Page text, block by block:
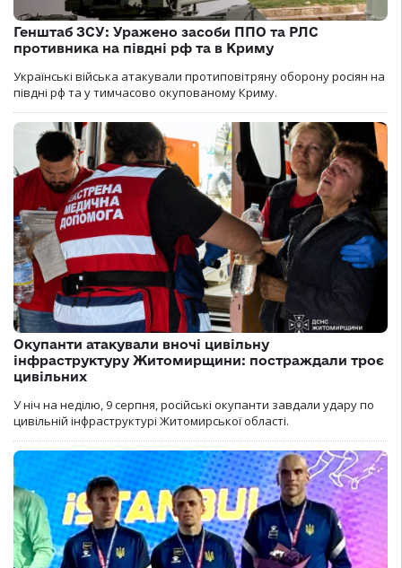
Генштаб ЗСУ: Уражено засоби ППО та РЛС
противника на півдні рф та в Криму
Українські війська атакували протиповітряну оборону росіян на
півдні рф та у тимчасово окупованому Криму.
Окупанти атакували вночі цивільну
інфраструктуру Житомирщини: постраждали троє
цивільних
У ніч на неділю, 9 серпня, російські окупанти завдали удару по
цивільній інфраструктурі Житомирської області.